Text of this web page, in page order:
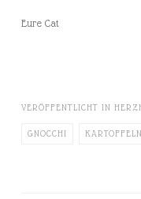
Eure Cat
VERÖFFENTLICHT IN
GNOCCHI KARTOFFELN